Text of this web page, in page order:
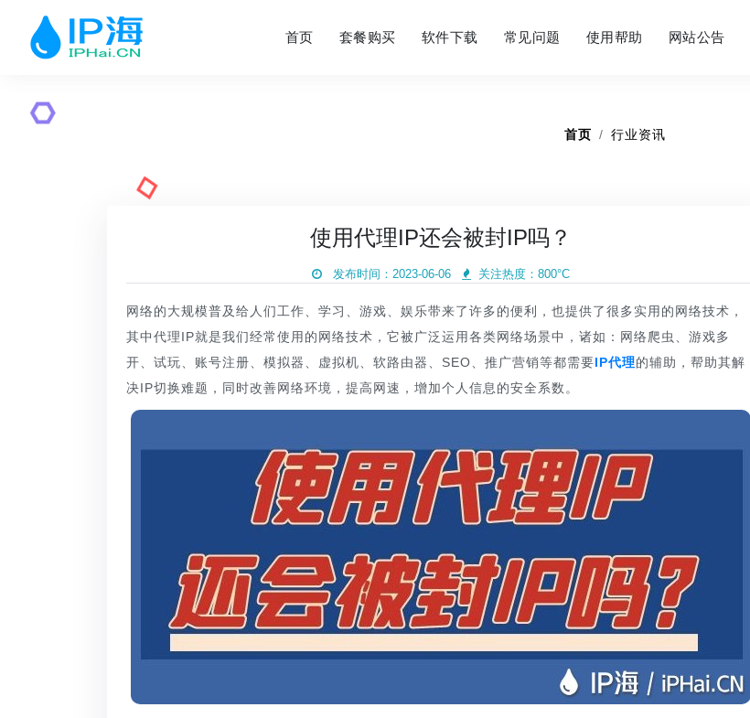
首页 套餐购买 软件下载 常见问题 使用帮助 网站公告
首页 行业资讯
使用代理IP还会被封IP吗？
发布时间：2023-06-06 关注热度： 800°C
网络的大规模普及给人们工作、学习、游戏、娱乐带来了许多的便利，也提供了很多实用的网络技术，
其中代理IP就是我们经常使用的网络技术，它被广泛运用各类网络场景中，诸如：网络爬虫、游戏多
开、试玩、账号注册、模拟器、虚拟机、软路由器、SEO、推广营销等都需要IP代理的辅助，帮助其解
决IP切换难题，同时改善网络环境，提高网速，增加个人信息的安全系数。